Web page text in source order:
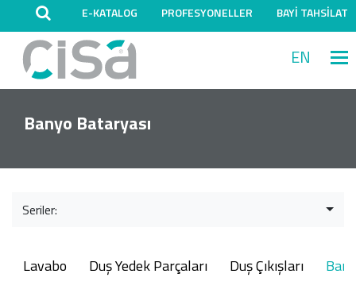
E-KATALOG PROFESYONELLER BAYİ TAHSİLAT
EN
Banyo Bataryası
Seriler:
Lavabo Duş Yedek Parçaları Duş Çıkışları